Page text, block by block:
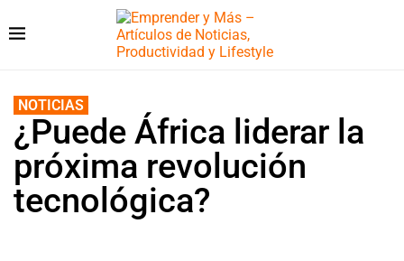
NOTICIAS
¿Puede África liderar la
próxima revolución
tecnológica?